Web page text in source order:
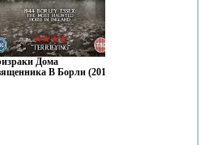
Дома
В Борли (2019)